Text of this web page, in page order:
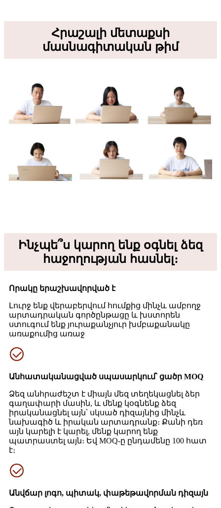
Հրաշալի մետաքսի
մասնագիտական ​​թիմ
Ինչպե՞ս կարող ենք օգնել ձեզ
հաջողության հասնել։
Որակը երաշխավորված է
Լուրջ ենք վերաբերվում հումքից մինչև ամբողջ
արտադրական գործընթացը և խստորեն
ստուգում ենք յուրաքանչյուր խմբաքանակը
առաքումից առաջ
Անհատականացված սպասարկում՝ ցածր MOQ
Ձեզ անհրաժեշտ է միայն մեզ տեղեկացնել ձեր
գաղափարի մասին, և մենք կօգնենք ձեզ
իրականացնել այն՝ սկսած դիզայնից մինչև
նախագիծ և իրական արտադրանք։ Քանի դեռ
այն կարելի է կարել, մենք կարող ենք
պատրաստել այն։ Եվ MOQ-ը ընդամենը 100 հատ
է։
Անվճար լոգո, պիտակ, փաթեթավորման դիզայն